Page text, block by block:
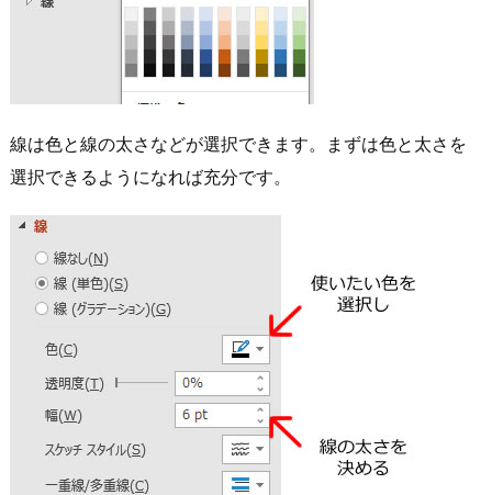
線は色と線の太さなどが選択できます。まずは色と太さを
選択できるようになれば充分です。